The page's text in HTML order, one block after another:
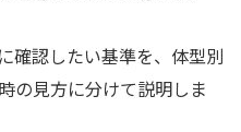
確認したい基準を、体型別
の見方に分けて説明しま